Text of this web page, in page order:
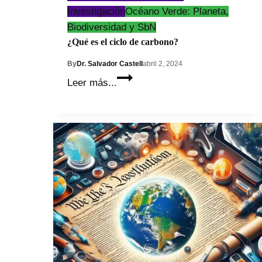
InvestigaciónOcéano Verde: Planeta,
Biodiversidad y SbN
¿Qué es el ciclo de carbono?
ByDr. Salvador Castell abril 2, 2024
Leer más...
¿Qué
ciclo
de
carbono?